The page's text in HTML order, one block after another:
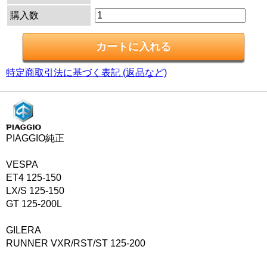
購入数
特定商取引法に基づく表記 (返品など)
PIAGGIO純正
VESPA
ET4 125-150
LX/S 125-150
GT 125-200L
GILERA
RUNNER VXR/RST/ST 125-200